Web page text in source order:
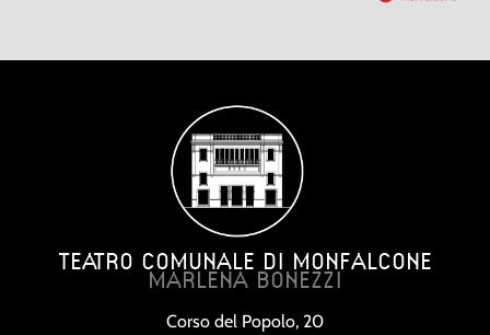
TEATRO COMUNALE DI MONFALCONE
MARLENA BONEZZI
Corso del Popolo, 20